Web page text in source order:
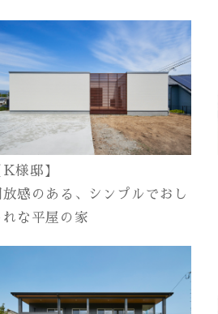
K様邸】
放感のある、シンプルでおし
れな平屋の家